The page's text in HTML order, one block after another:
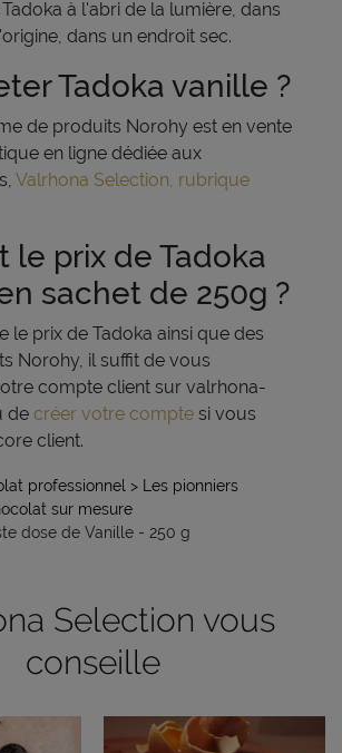
à l'abri de la lumière, dans
dans un endroit sec.
Tadoka vanille ?
de produits Norohy est en vente
en ligne dédiée aux
Valrhona Selection, rubrique
le prix de Tadoka
sachet de 250g ?
le prix de Tadoka ainsi que des
Norohy, il suffit de vous
compte client sur valrhona-
de créer votre compte si vous
client.
professionnel > Les pionniers
sur mesure
dose de Vanille - 250 g
Selection vous
conseille